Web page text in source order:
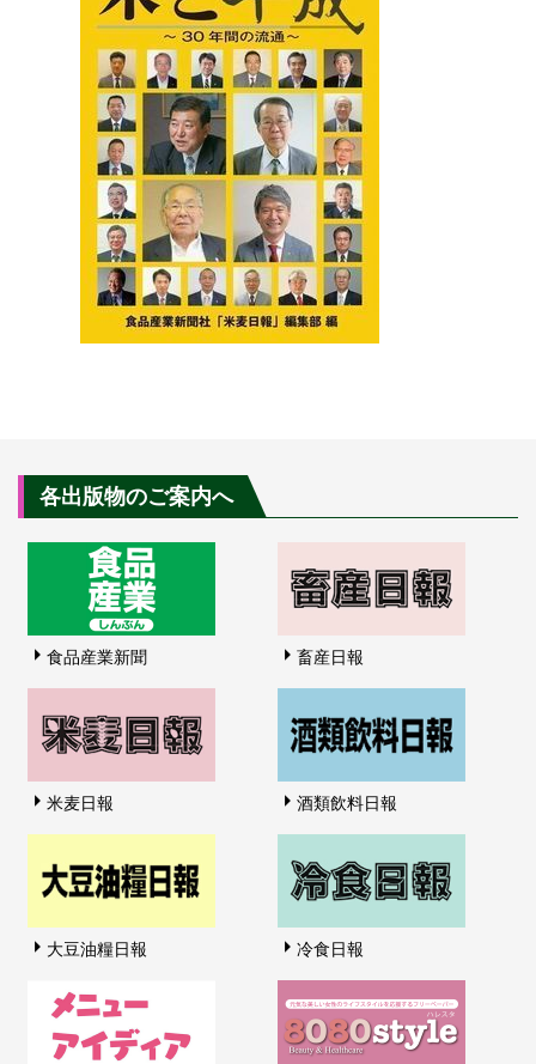
各出版物のご案内へ
食品産業新聞 畜産日報
米麦日報 酒類飲料日報
大豆油糧日報 冷食日報